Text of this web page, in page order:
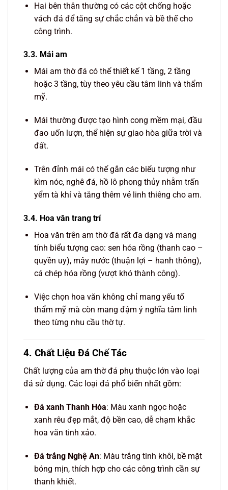
Hai bên thân thường có các cột chống hoặc
vách đá để tăng sự chắc chắn và bề thế cho
công trình.
3.3. Mái am
Mái am thờ đá có thể thiết kế 1 tầng, 2 tầng
hoặc 3 tầng, tùy theo yêu cầu tâm linh và thẩm
mỹ.
Mái thường được tạo hình cong mềm mại, đầu
đao uốn lượn, thể hiện sự giao hòa giữa trời và
đất.
Trên đỉnh mái có thể gắn các biểu tượng như
kìm nóc, nghê đá, hồ lô phong thủy nhằm trấn
yểm tà khí và tăng thêm vẻ linh thiêng cho am.
3.4. Hoa văn trang trí
Hoa văn trên am thờ đá rất đa dạng và mang
tính biểu tượng cao: sen hóa rồng (thanh cao –
quyền uy), mây nước (thuận lợi – hanh thông),
cá chép hóa rồng (vượt khó thành công).
Việc chọn hoa văn không chỉ mang yếu tố
thẩm mỹ mà còn mang đậm ý nghĩa tâm linh
theo từng nhu cầu thờ tự.
4. Chất Liệu Đá Chế Tác
Chất lượng của am thờ đá phụ thuộc lớn vào loại
đá sử dụng. Các loại đá phổ biến nhất gồm:
Đá xanh Thanh Hóa: Màu xanh ngọc hoặc
xanh rêu đẹp mắt, độ bền cao, dễ chạm khắc
hoa văn tinh xảo.
Đá trắng Nghệ An: Màu trắng tinh khôi, bề mặt
bóng mịn, thích hợp cho các công trình cần sự
thanh khiết.